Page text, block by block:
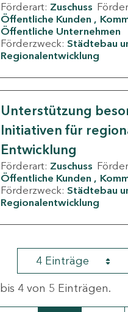
Förderart: Zuschuss
Öffentliche Kunden
Öffentliche Unternehmen
Förderzweck: Städtebau
Regionalentwicklung
Unterstützung
Initiativen für
Entwicklung
Förderart: Zuschuss
Öffentliche Kunden
Förderzweck: Städtebau
Regionalentwicklung
4 Einträge
4 von 5 Einträgen.